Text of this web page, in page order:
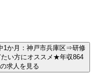
1か月：神戸市兵庫区⇒研修
い方にオススメ★年収864
求人を見る